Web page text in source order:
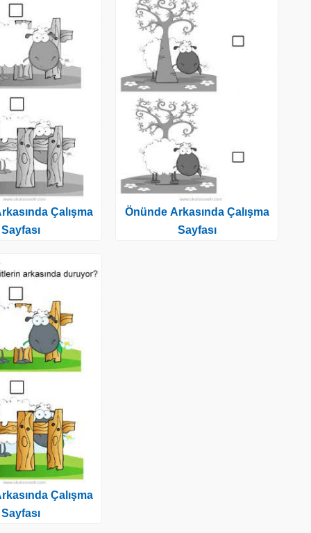
Çalışma
Sayfası
Çalışma
Sayfası
Önünde Arkasında Çalışma
Sayfası